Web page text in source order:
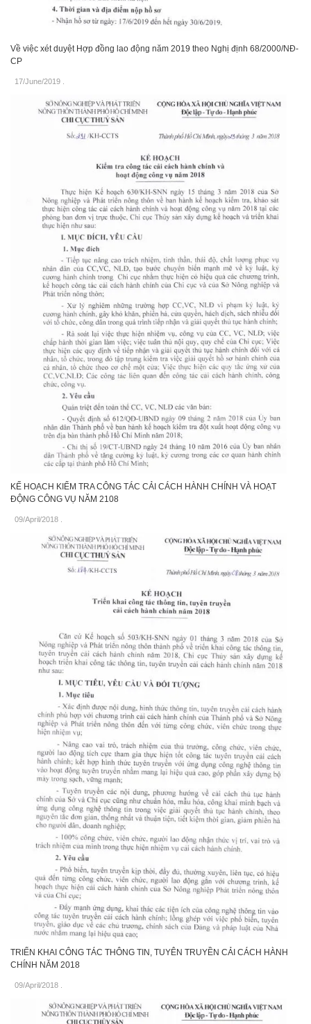
Về việc xét duyệt Hợp đồng lao động năm 2019 theo Nghị định 68/2000/NĐ-
CP
17/June/2019
KẾ HOẠCH KIỂM TRA CÔNG TÁC CẢI CÁCH HÀNH CHÍNH VÀ HOẠT
ĐỘNG CÔNG VỤ NĂM 2108
09/April/2018 .
TRIỂN KHAI CÔNG TÁC THÔNG TIN, TUYÊN TRUYỀN CẢI CÁCH HÀNH
CHÍNH NĂM 2018
09/April/2018